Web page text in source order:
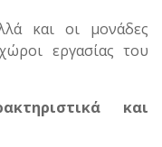
και οι μονάδες
εργασίας του
και